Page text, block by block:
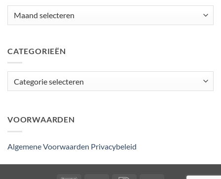
CATEGORIEËN
VOORWAARDEN
Algemene Voorwaarden Privacybeleid